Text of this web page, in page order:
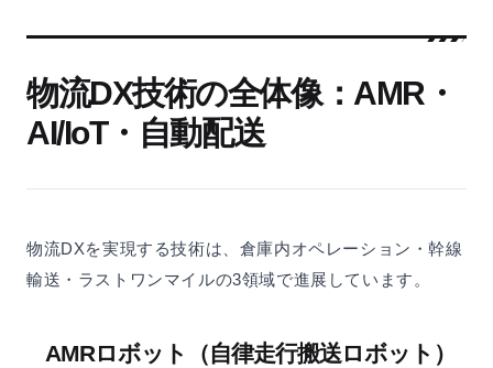
物流DX技術の全体像：AMR・
AI/IoT・自動配送
物流DXを実現する技術は、倉庫内オペレーション・幹線
輸送・ラストワンマイルの3領域で進展しています。
AMRロボット（自律走行搬送ロボット）